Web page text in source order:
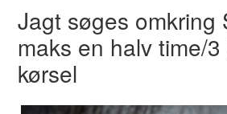
Jagt søges omkring
maks en halv time/
kørsel